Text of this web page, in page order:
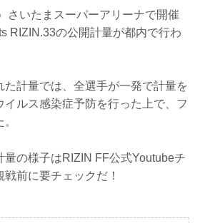
さいたまスーパーアリーナで開催
RIZIN.33の公開計量が都内で行わ
た計量では、全選手が一発で計量を
イルス感染症予防を行った上で、フ
量の様子はRIZIN FF公式Youtubeチ
前に要チェックだ！